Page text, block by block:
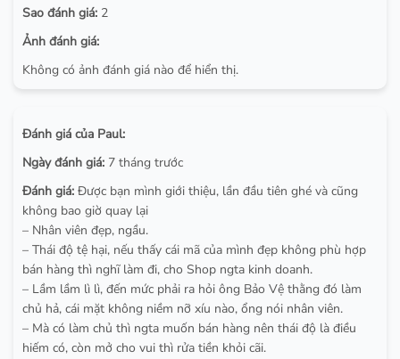
Sao đánh giá: 2
Ảnh đánh giá:
Không có ảnh đánh giá nào để hiển thị.
Đánh giá của Paul:
Ngày đánh giá: 7 tháng trước
Đánh giá: Được bạn mình giới thiệu, lần đầu tiên ghé và cũng
không bao giờ quay lại
– Nhân viên đẹp, ngầu.
– Thái độ tệ hại, nếu thấy cái mã của mình đẹp không phù hợp
bán hàng thì nghĩ làm đi, cho Shop ngta kinh doanh.
– Lầm lầm lì lì, đến mức phải ra hỏi ông Bảo Vệ thằng đó làm
chủ hả, cái mặt không niềm nỡ xíu nào, ổng nói nhân viên.
– Mà có làm chủ thì ngta muốn bán hàng nên thái độ là điều
hiếm có, còn mở cho vui thì rửa tiền khỏi cãi.